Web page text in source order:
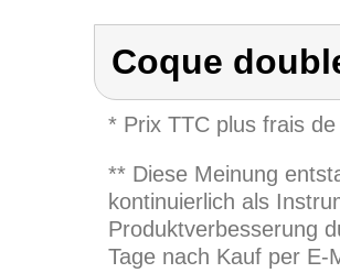
Coque
* Prix TTC plus frais
** Diese Meinung
kontinuierlich als
Produktverbesserung
Tage nach Kauf per E-